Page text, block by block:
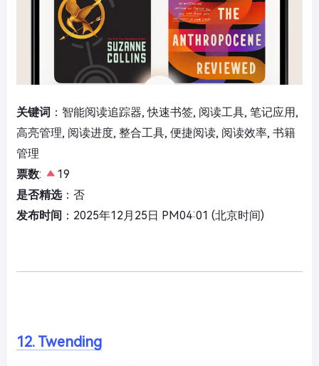
关键词 ：智能阅读追踪器, 快速书签, 阅读工具, 笔记应用,
高亮管理, 阅读进度, 整合工具, 便捷阅读, 阅读效率, 书籍
管理
票数:
19
是否精选：否
发布时间 ：2025年12月25日 PM04:01 (北京时间)
12. Twending